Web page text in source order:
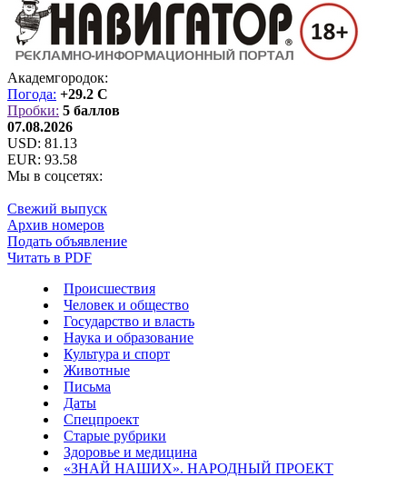
Академгородок:
Погода: +29.2 C
Пробки: 5 баллов
07.08.2026
USD: 81.13
EUR: 93.58
Мы в соцсетях:
Свежий выпуск
Архив номеров
Подать объявление
Читать в PDF
Происшествия
Человек и общество
Государство и власть
Наука и образование
Культура и спорт
Животные
Письма
Даты
Спецпроект
Старые рубрики
Здоровье и медицина
«ЗНАЙ НАШИХ». НАРОДНЫЙ ПРОЕКТ